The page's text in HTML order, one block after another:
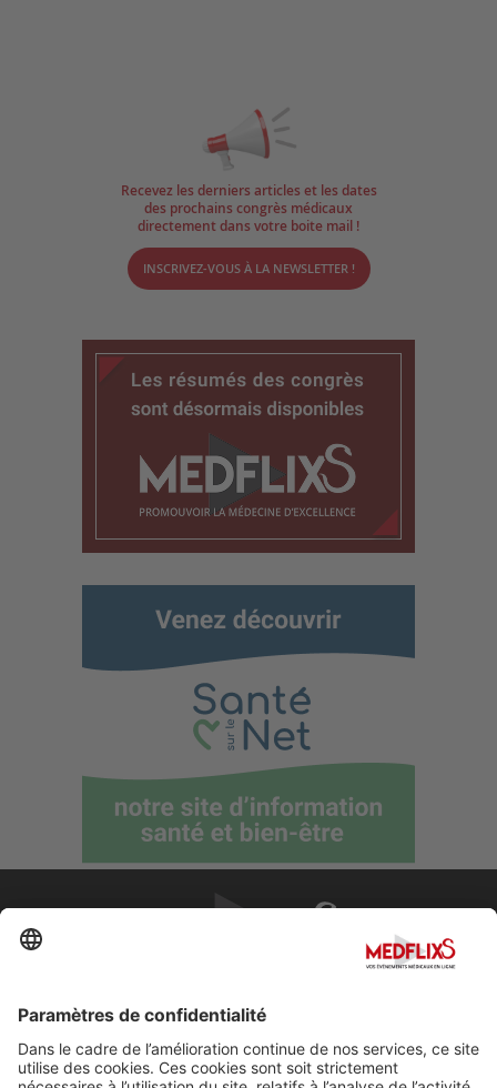
Recevez les derniers articles et les dates
des prochains congrès médicaux
directement dans votre boite mail !
INSCRIVEZ-VOUS À LA NEWSLETTER !
À propos de MedflixS®
Aide
Contact